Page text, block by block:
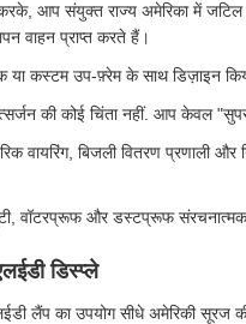
आप संयुक्त राज्य अमेरिका में जटिल
वाहन प्राप्त करते हैं।
या कस्टम उप-फ़्रेम के साथ डिज़ाइन
की कोई चिंता नहीं. आप केवल
वायरिंग, बिजली वितरण प्रणाली
वॉटरप्रूफ और डस्टप्रूफ संरचनात्मक
डिस्प्ले
लैंप का उपयोग सीधे अमेरिकी सूरज